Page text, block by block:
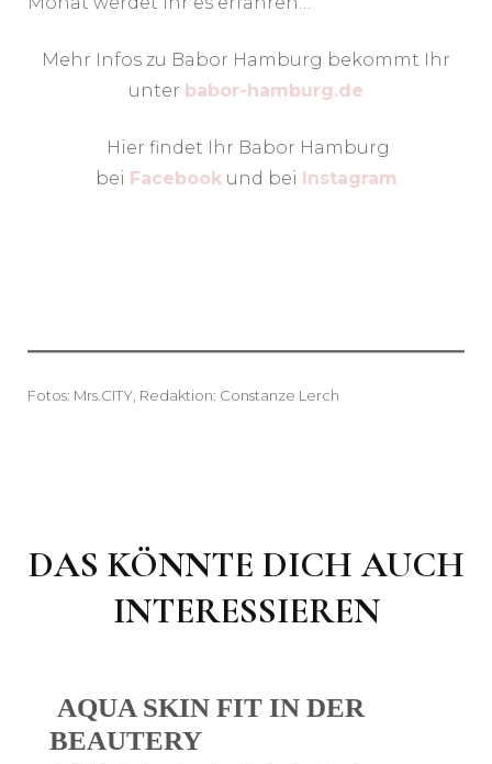
Mehr Infos zu Babor Hamburg bekommt Ihr
unter babor-hamburg.de
Hier findet Ihr Babor Hamburg
bei Facebookund bei Instagram
Fotos: Mrs.CITY, Redaktion: Constanze Lerch
DAS KÖNNTE DICH AUCH
INTERESSIEREN
AQUA SKIN FIT IN DER
BEAUTERY